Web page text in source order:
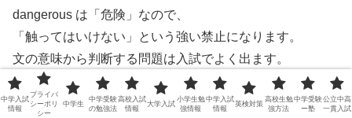
dangerous は「危険」なので、
「触ってはいけない」という強い禁止になります。
文の意味から判断する問題は入試でよく出ます。
まとめ・確認
中学入試
情報
プライバ
シーポリ
シー
中学生
中学受験
の勉強法
高校入試
情報
大学入試
小学生勉
強情報
中学入試
情報
英検対策
高校生勉
強方法
中学受験
ー塾
公立中高
一貫入試